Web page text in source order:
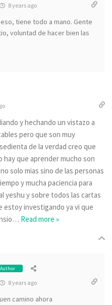
8 years ago
tiene todo a mano. Gente
voluntad de hacer bien las
y hechando un vistazo a
pero que son muy
de la verdad creo que
hay que aprender mucho son
solo mias sino de las personas
y mucha paciencia para
yeshu y sobre todos las cartas
estoy investigando ya vi que
… Read more »
Author
8 years ago
camino ahora